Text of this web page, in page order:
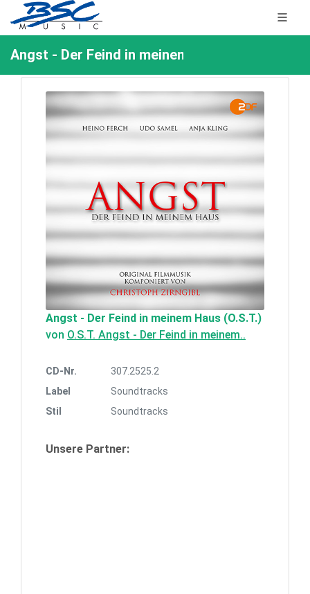
Angst - Der Feind in meinem Haus (O.S.T.) von
Angst - Der Feind in meinem Haus (O.S.T.)
von O.S.T. Angst - Der Feind in meinem..
CD-Nr.
307.2525.2
Label
Soundtracks
Stil
Soundtracks
Unsere Partner: